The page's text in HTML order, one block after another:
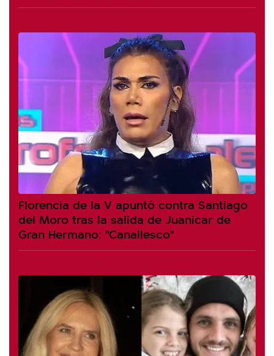
Florencia de la V apuntó contra Santiago
del Moro tras la salida de Juanicar de
Gran Hermano: "Canallesco"